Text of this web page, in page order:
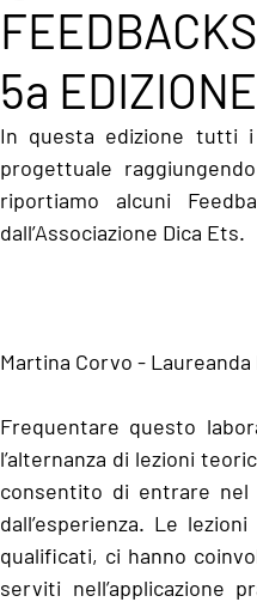
5a EDIZIONE
In questa edizione tutti
progettuale
riportiamo alcuni
dall’Associazione Dica Ets.
Martina Corvo -
Frequentare questo
l’alternanza di lezioni
consentito di entrare
dall’esperienza. Le
qualificati, ci hanno
serviti